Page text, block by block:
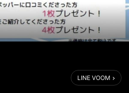
LINE VOOM